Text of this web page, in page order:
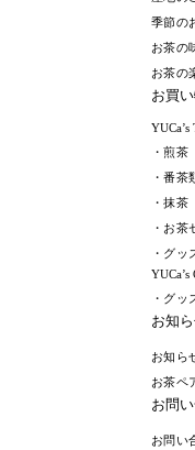
季節の
お茶の
お茶の
お買
YUCa’s
・煎茶
・番茶
・抹茶
・お茶
・グッ
YUCa’s
・グッ
お知
お知ら
お茶ペ
お問
お問い